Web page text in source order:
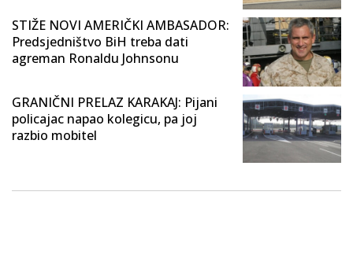
STIŽE NOVI AMERIČKI AMBASADOR:
Predsjedništvo BiH treba dati
agreman Ronaldu Johnsonu
GRANIČNI PRELAZ KARAKAJ: Pijani
policajac napao kolegicu, pa joj
razbio mobitel